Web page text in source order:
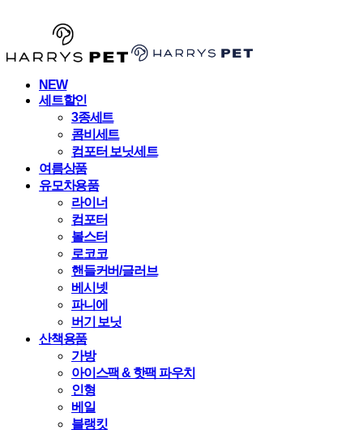
NEW
세트할인
3종세트
콤비세트
컴포터 보닛세트
여름상품
유모차용품
라이너
컴포터
볼스터
로코코
핸들커버/글러브
베시넷
파니에
버기 보닛
산책용품
가방
아이스팩 & 핫팩 파우치
인형
베일
블랭킷